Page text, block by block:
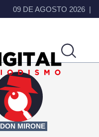
09 DE AGOSTO 2026
DON MIRONE